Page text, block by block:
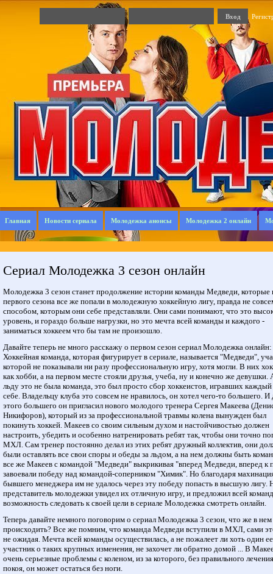
Главная Новости сериала Молодежка анонсы Молодежка 2 онлайн
Сериал Молодежка 3 сезон онлайн
Молодежка 3 сезон станет продолжение истории команды Медведи, которые
первого сезона все же попали в молодежную хоккейную лигу, правда не
способом, которым они себе представляли. Они сами понимают, что это
уровень, и гораздо больше нагрузки, но это мечта всей команды и каждого -
заниматься хоккеем что бы там не произошло.
Давайте теперь не много расскажу о первом сезон сериал Молодежка онлайн:
Хоккейная команда, которая фигурирует в сериале, называется "Медведи",
которой не показывали ни разу профессиональную игру, хотя могли. В них
как хобби, а на первом месте стояли друзья, учеба, ну и конечно же девушки.
льду это не была команда, это был просто сбор хоккеистов, игравших
себе. Владельцу клуба это совсем не нравилось, он хотел чего-то большего. И
этого большего он пригласил нового молодого тренера Сергея Макеева
Никифоров), который из за профессиональной травмы колена вынужден был
покинуть хоккей. Макеев со своим сильным духом и настойчивостью должен
настроить, убедить и особенно натренировать ребят так, чтобы они точно
МХЛ. Сам тренер постоянно делал из этих ребят дружный коллектив, они
были оставлять все свои споры и обеды за льдом, а на нем должны быть
все же Макеев с командой "Медведи" выкрикивая "вперед Медведи, вперед к
завоевали победу над командой-соперником "Химик". Но благодаря
бывшего менеджера им не удалось через эту победу попасть в высшую лигу.
представитель молодежки увидел их отличную игру, и предложил всей
возможность следовать к своей цели в сериале Молодежка смотреть онлайн.
Теперь давайте немного поговорим о сериал Молодежка 3 сезон, что же в нем
происходить? Все же помним, что команда Медведи вступили в МХЛ, сами
не ожидая. Мечта всей команды осуществилась, а не пожалеет ли хоть один ее
участник о таких крупных изменения, не захочет ли обратно домой ... В
очень серьезные проблемы с коленом, из за которого, без правильного
покоя, он может остаться без ноги.